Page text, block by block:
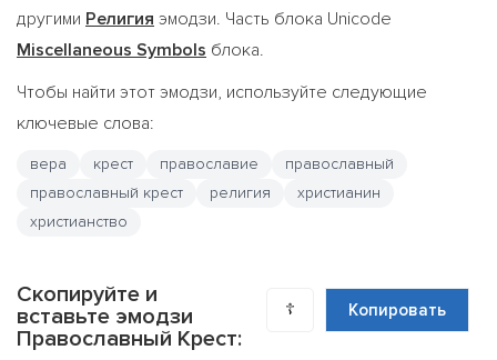
другими Религия эмодзи. Часть блока Unicode
Miscellaneous Symbols блока.
Чтобы найти этот эмодзи, используйте следующие
ключевые слова:
вера крест православие
православный
православный крест
религия
христианин
христианство
Скопируйте и
вставьте эмодзи
Православный Крест:
☦️ Копировать